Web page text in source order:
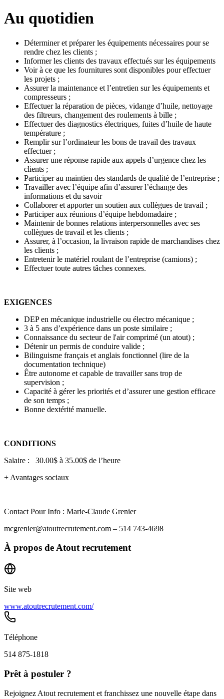
Au quotidien
Déterminer et préparer les équipements nécessaires pour se
rendre chez les clients ;
Informer les clients des travaux effectués sur les équipements
Voir à ce que les fournitures sont disponibles pour effectuer
les projets ;
Assurer la maintenance et l’entretien sur les équipements et
compresseurs ;
Effectuer la réparation de pièces, vidange d’huile, nettoyage
des filtreurs, changement des roulements à bille ;
Effectuer des diagnostics électriques, fuites d’huile de haute
température ;
Remplir sur l’ordinateur les bons de travail des travaux
effectuer ;
Assurer une réponse rapide aux appels d’urgence chez les
clients ;
Participer au maintien des standards de qualité de l’entreprise ;
Travailler avec l’équipe afin d’assurer l’échange des
informations et du savoir
Collaborer et apporter un soutien aux collègues de travail ;
Participer aux réunions d’équipe hebdomadaire ;
Maintenir de bonnes relations interpersonnelles avec ses
collègues de travail et les clients ;
Assurer, à l’occasion, la livraison rapide de marchandises chez
les clients ;
Entretenir le matériel roulant de l’entreprise (camions) ;
Effectuer toute autres tâches connexes.
EXIGENCES
DEP en mécanique industrielle ou électro mécanique ;
3 à 5 ans d’expérience dans un poste similaire ;
Connaissance du secteur de l'air comprimé (un atout) ;
Détenir un permis de conduire valide ;
Bilinguisme français et anglais fonctionnel (lire de la
documentation technique)
Être autonome et capable de travailler sans trop de
supervision ;
Capacité à gérer les priorités et d’assurer une gestion efficace
de son temps ;
Bonne dextérité manuelle.
CONDITIONS
Salaire : 30.00$ à 35.00$ de l’heure
+ Avantages sociaux
Contact Pour Info : Marie-Claude Grenier
mcgrenier@atoutrecrutement.com – 514 743-4698
À propos deAtout recrutement
Site web
www.atoutrecrutement.com/
Téléphone
514 875-1818
Prêt à postuler ?
Rejoignez Atout recrutement et franchissez une nouvelle étape dans